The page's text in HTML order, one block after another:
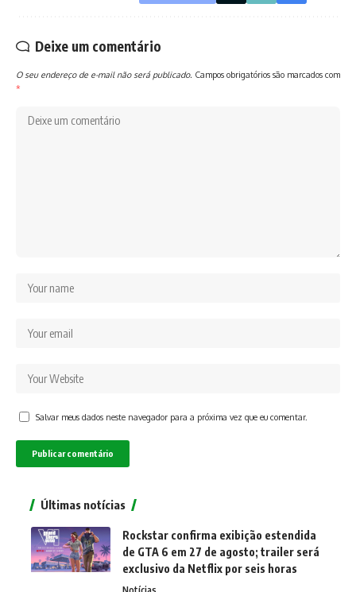
Deixe um comentário
O seu endereço de e-mail não será publicado. Campos obrigatórios são marcados com
*
Salvar meus dados neste navegador para a próxima vez que eu comentar.
Últimas notícias
Rockstar confirma exibição estendida
de GTA 6 em 27 de agosto; trailer será
exclusivo da Netflix por seis horas